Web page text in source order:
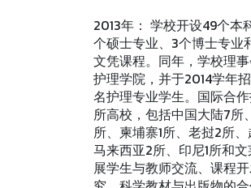
2013年： 学校开设49个本
个硕士专业、3个博士专业
文凭课程。同年，学校理
护理学院，并于2014学年
名护理专业学生。国际合
所高校，包括中国大陆7所
所、柬埔寨1所、老挝2所、
马来西亚2所、印尼1所和文
展学生与教师交流、课程